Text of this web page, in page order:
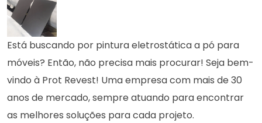
Está buscando por pintura eletrostática a pó para
móveis? Então, não precisa mais procurar! Seja bem-
vindo à Prot Revest! Uma empresa com mais de 30
anos de mercado, sempre atuando para encontrar
as melhores soluções para cada projeto.